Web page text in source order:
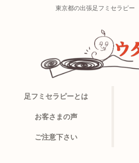
東京都の出張足フミセラピー
足フミセラピーとは
お客さまの声
ご注意下さい